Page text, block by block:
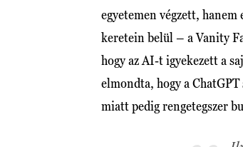
egyetemen végzett,
keretein belül – a Vanity
hogy az AI-t igyekezett a
elmondta, hogy a
miatt pedig rengetegszer